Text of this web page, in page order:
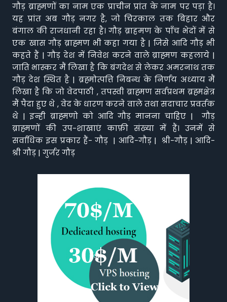
गौड़ ब्राह्मणों का नाम एक प्राचीन प्रांत के नाम पर पड़ा है।
यह प्रांत अब गौड़ नगर है, जो चिरकाल तक बिहार और
बंगाल की राजधानी रहा है। गौड़ ब्राहमण के पाँच भेदों में से
एक खास गौड़ ब्राह्मण भी कहा गया है | जिसे आदि गौड़ भी
कहते हैं | गौड़ देश में निवेश करने वाले ब्राह्मण कहलाये |
जाति भास्कर मैं लिखा है कि बंगदेश से लेकर अमरनाथ तक
गौड़ देश स्थित है | ब्रह्मोत्पत्ति निबन्ध के निर्णय अध्याय मैं
लिखा है कि जो वेदपाठी , तपस्वी ब्राह्मण सर्वप्रथम ब्रह्मक्षेत्र
मैं पैदा हुए थे , वेद के धारण करने वाले तथा सदाचार प्रवर्तक
थे | इन्ही ब्राह्मणो को आदि गौड़ मानना चाहिए | गौड़
ब्राह्मणों की उप-शाखाएं काफ़ी संख्या में हैं। उनमें से
सर्वाधिक इस प्रकार हैं- गौड़ | आदि-गौड़ | श्री-गौड़ | आदि-
श्री गौड़ | गुर्जर गौड़